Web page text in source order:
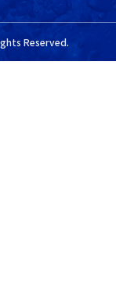
Reserved.